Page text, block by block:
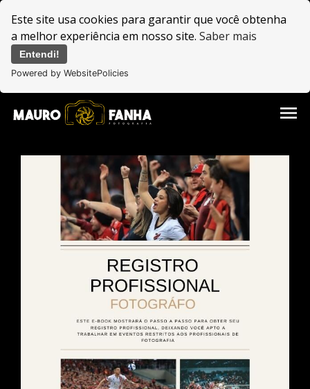
Este site usa cookies para garantir que você obtenha
a melhor experiência em nosso site. Saber mais
Entendi!
Powered by WebsitePolicies
menu